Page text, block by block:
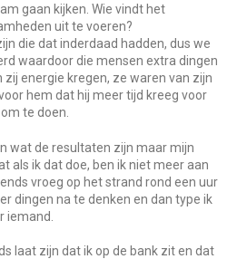
gaan kijken. Wie vindt het
uit te voeren?
die dat inderdaad hadden, dus we
waardoor die mensen extra dingen
zij energie kregen, ze waren van zijn
hem dat hij meer tijd kreeg voor
te doen.
wat de resultaten zijn maar mijn
als ik dat doe, ben ik niet meer aan
vroeg op het strand rond een uur
dingen na te denken en dan type ik
iemand.
laat zijn dat ik op de bank zit en dat